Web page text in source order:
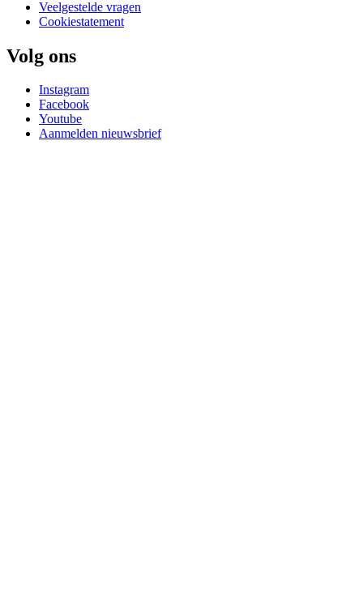
Veelgestelde vragen
Cookiestatement
Volg ons
Instagram
Facebook
Youtube
Aanmelden nieuwsbrief